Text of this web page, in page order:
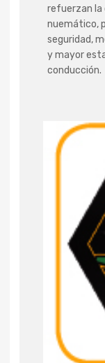
refuerzan la
nuemático,
seguridad,
y mayor
conducción.